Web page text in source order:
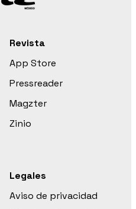
Revista
App Store
Pressreader
Magzter
Zinio
Legales
Aviso de privacidad